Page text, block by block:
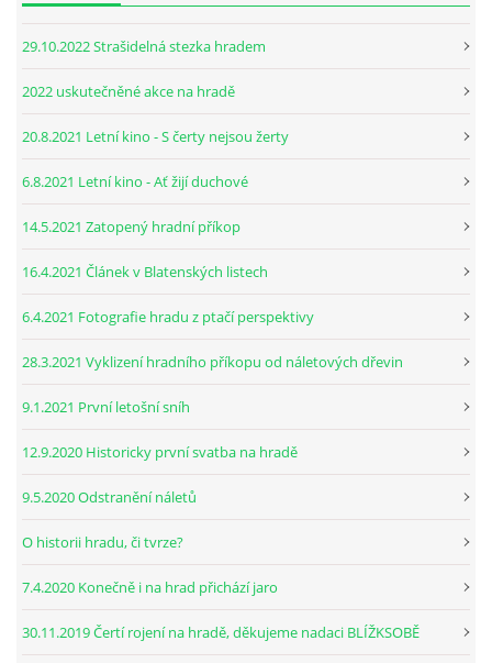
29.10.2022 Strašidelná stezka hradem
2022 uskutečněné akce na hradě
20.8.2021 Letní kino - S čerty nejsou žerty
6.8.2021 Letní kino - Ať žijí duchové
14.5.2021 Zatopený hradní příkop
16.4.2021 Článek v Blatenských listech
6.4.2021 Fotografie hradu z ptačí perspektivy
28.3.2021 Vyklizení hradního příkopu od náletových dřevin
9.1.2021 První letošní sníh
12.9.2020 Historicky první svatba na hradě
9.5.2020 Odstranění náletů
O historii hradu, či tvrze?
7.4.2020 Konečně i na hrad přichází jaro
30.11.2019 Čertí rojení na hradě, děkujeme nadaci BLÍŽKSOBĚ